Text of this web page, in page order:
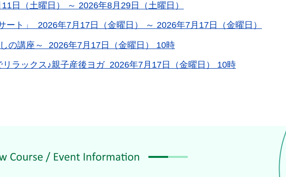
（土曜日） ～ 2026年8月29日（土曜日）
ト」 2026年7月17日（金曜日） ～ 2026年7月17日（金曜日）
の講座～ 2026年7月17日（金曜日） 10時
ラックス♪親子産後ヨガ 2026年7月17日（金曜日） 10時